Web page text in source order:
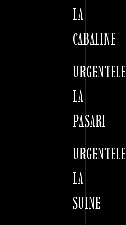
LA
CABALINE
URGENTELE
LA
PASARI
URGENTELE
LA
SUINE